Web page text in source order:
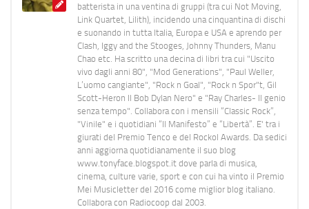
batterista in una ventina di gruppi (tra cui Not Moving,
Link Quartet, Lilith), incidendo una cinquantina di dischi
e suonando in tutta Italia, Europa e USA e aprendo per
Clash, Iggy and the Stooges, Johnny Thunders, Manu
Chao etc. Ha scritto una decina di libri tra cui "Uscito
vivo dagli anni 80", "Mod Generations", "Paul Weller,
L’uomo cangiante", "Rock n Goal", "Rock n Spor"t, Gil
Scott-Heron Il Bob Dylan Nero" e "Ray Charles- Il genio
senza tempo". Collabora con i mensili “Classic Rock”,
"Vinile" e i quotidiani “Il Manifesto” e “Libertà”. E' tra i
giurati del Premio Tenco e del Rockol Awards. Da sedici
anni aggiorna quotidianamente il suo blog
www.tonyface.blogspot.it dove parla di musica,
cinema, culture varie, sport e con cui ha vinto il Premio
Mei Musicletter del 2016 come miglior blog italiano.
Collabora con Radiocoop dal 2003.